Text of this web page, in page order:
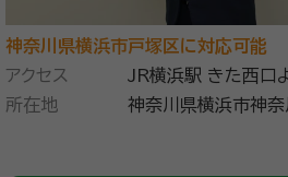
神奈川県横浜市戸塚区に対応可能
アクセス
JR横浜駅 きた西口
所在地
神奈川県横浜市神
504（ダイヤビル１